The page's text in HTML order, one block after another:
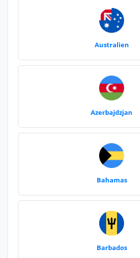
Australien
Azerbajdzjan
Bahamas
Barbados